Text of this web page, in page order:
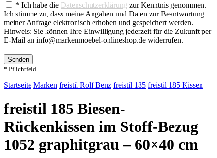
* Ich habe die Datenschutzerklärung zur Kenntnis genommen.
Ich stimme zu, dass meine Angaben und Daten zur Beantwortung
meiner Anfrage elektronisch erhoben und gespeichert werden.
Hinweis: Sie können Ihre Einwilligung jederzeit für die Zukunft per
E-Mail an info@markenmoebel-onlineshop.de widerrufen.
Senden
* Pflichtfeld
Startseite Marken freistil Rolf Benz freistil 185 freistil 185 Kissen
freistil 185 Biesen-
Rückenkissen im Stoff-Bezug
1052 graphitgrau – 60×40 cm